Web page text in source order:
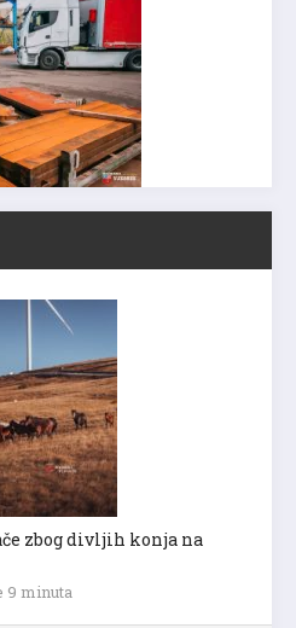
zbog divljih konja na
9 minuta